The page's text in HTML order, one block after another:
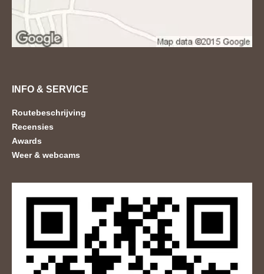
INFO & SERVICE
Routebeschrijving
Recensies
Awards
Weer & webcams